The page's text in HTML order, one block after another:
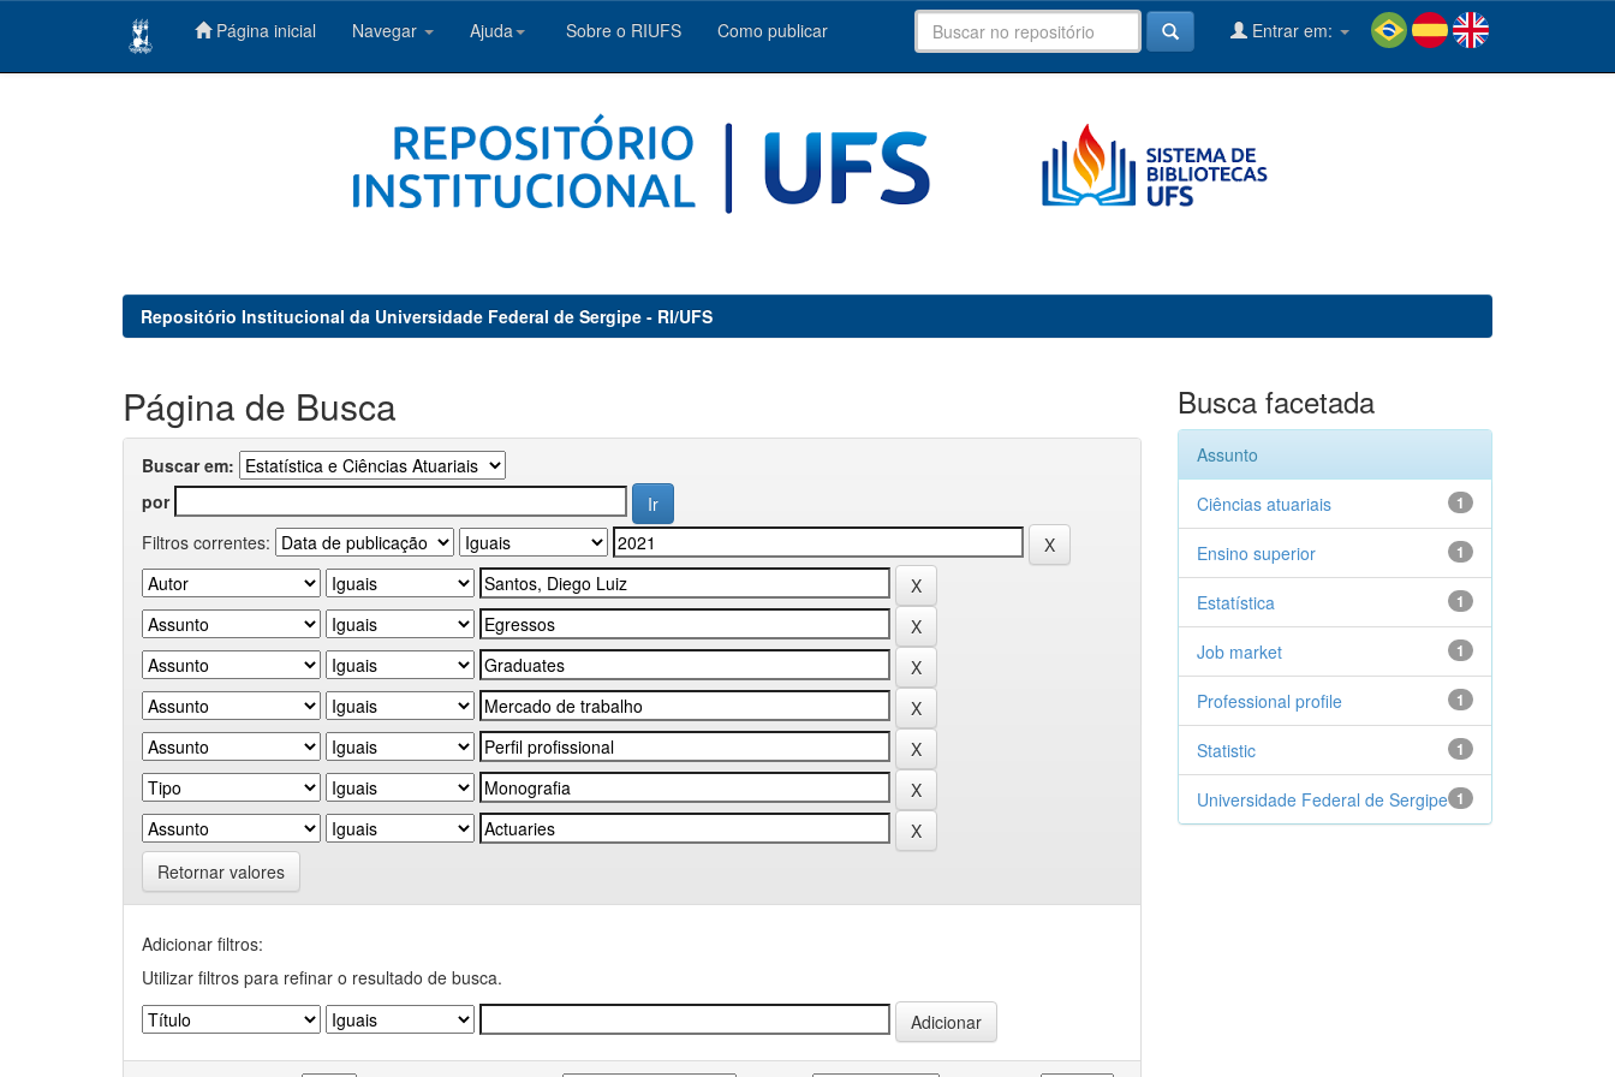
Página inicial Navegar Ajuda Sobre o RIUFS Como publicar Entrar em:
Repositório Institucional da Universidade Federal de Sergipe - RI/UFS
Página de Busca
Buscar em:
por
Filtros correntes:
Retornar valores
Adicionar filtros:
Utilizar filtros para refinar o resultado de busca.
Busca facetada
Assunto
1
Ciências atuariais
1
Ensino superior
1
Estatística
1
Job market
1
Professional profile
1
Statistic
1
Universidade Federal de Sergipe